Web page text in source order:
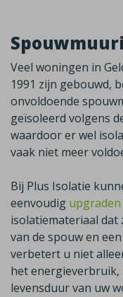
Veel woningen in
1991 zijn gebouwd,
onvoldoende
geïsoleerd volgens
waardoor er wel
vaak niet meer
Bij Plus Isolatie
eenvoudig
isolatiemateriaal
van de spouw en
verbetert u niet
het energieverbruik,
levensduur van uw